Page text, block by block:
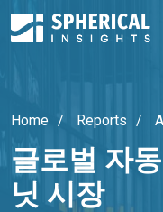
Home Reports
글로벌 자
닛 시장